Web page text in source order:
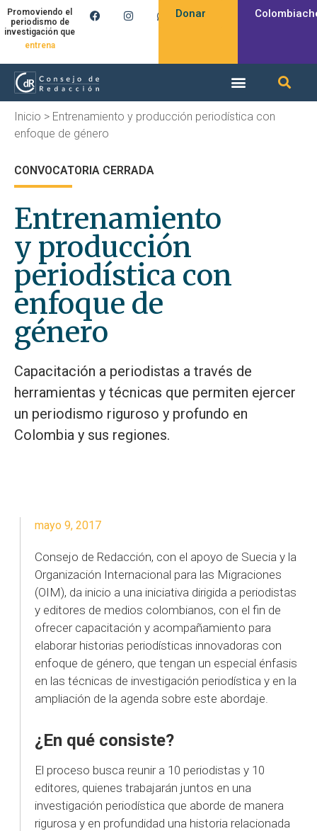
Promoviendo el
periodismo de
investigación que
produce
Donar
Inicio > Entrenamiento y producción periodística con
enfoque de género
CONVOCATORIA CERRADA
Entrenamiento
y producción
periodística con
enfoque de
género
Capacitación a periodistas a través de
herramientas y técnicas que permiten ejercer
un periodismo riguroso y profundo en
Colombia y sus regiones.
mayo 9, 2017
Consejo de Redacción, con el apoyo de Suecia y la
Organización Internacional para las Migraciones
(OIM), da inicio a una iniciativa dirigida a periodistas
y editores de medios colombianos, con el fin de
ofrecer capacitación y acompañamiento para
elaborar historias periodísticas innovadoras con
enfoque de género, que tengan un especial énfasis
en las técnicas de investigación periodística y en la
ampliación de la agenda sobre este abordaje.
¿En qué consiste?
El proceso busca reunir a 10 periodistas y 10
editores, quienes trabajarán juntos en una
investigación periodística que aborde de manera
rigurosa y en profundidad una historia relacionada